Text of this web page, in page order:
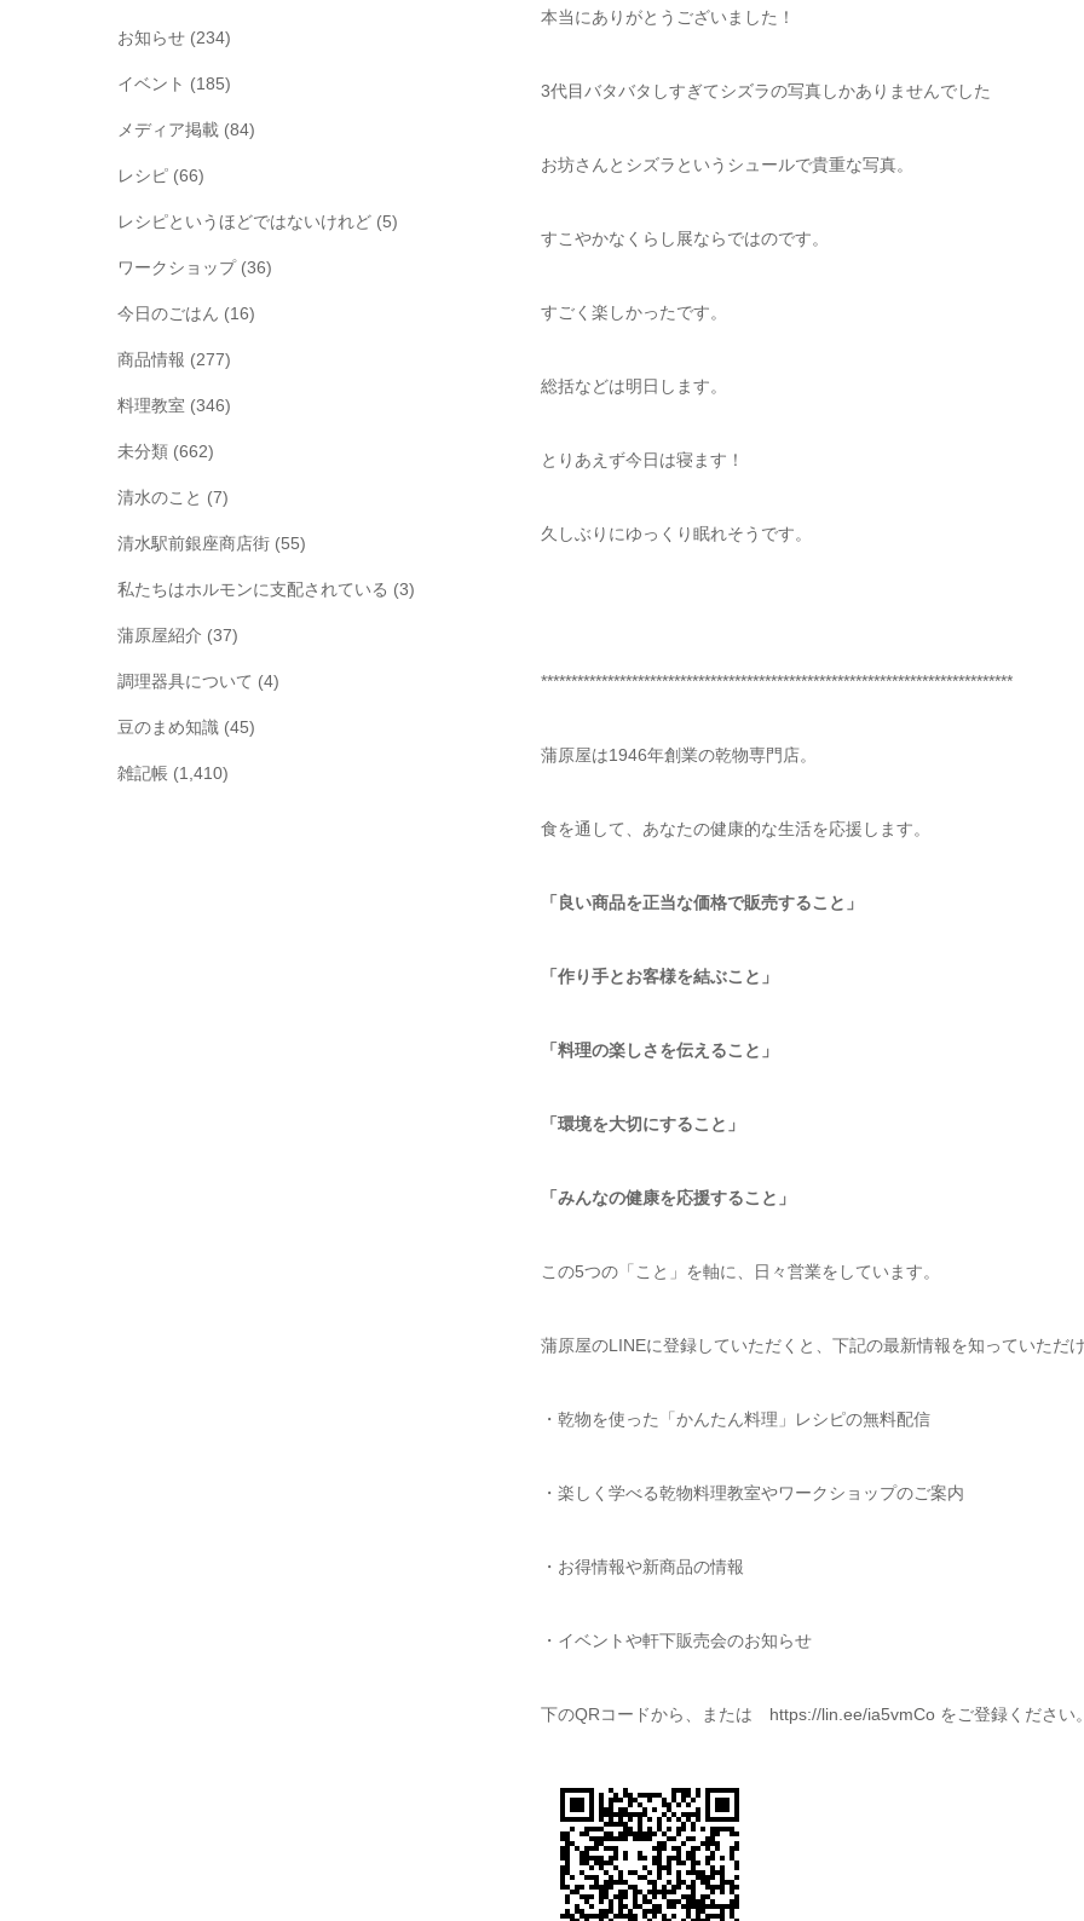
本当にありがとうございました！
3代目バタバタしすぎてシズラの写真しかありませんでした
お坊さんとシズラというシュールで貴重な写真。
すこやかなくらし展ならではのです。
すごく楽しかったです。
総括などは明日します。
とりあえず今日は寝ます！
久しぶりにゆっくり眠れそうです。
******************************************************************************
蒲原屋は1946年創業の乾物専門店。
食を通して、あなたの健康的な生活を応援します。
「良い商品を正当な価格で販売すること」
「作り手とお客様を結ぶこと」
「料理の楽しさを伝えること」
「環境を大切にすること」
「みんなの健康を応援すること」
この5つの「こと」を軸に、日々営業をしています。
蒲原屋のLINEに登録していただくと、下記の最新情報を知っていただ
・乾物を使った「かんたん料理」レシピの無料配信
・楽しく学べる乾物料理教室やワークショップのご案内
・お得情報や新商品の情報
・イベントや軒下販売会のお知らせ
下のQRコードから、または https://lin.ee/ia5vmCo をご登録ください
お知らせ (234)
イベント (185)
メディア掲載 (84)
レシピ (66)
レシピというほどではないけれど (5)
ワークショップ(36)
今日のごはん (16)
商品情報 (277)
料理教室 (346)
未分類 (662)
清水のこと (7)
清水駅前銀座商店街 (55)
私たちはホルモンに支配されている (3)
蒲原屋紹介 (37)
調理器具について (4)
豆のまめ知識 (45)
雑記帳 (1,410)